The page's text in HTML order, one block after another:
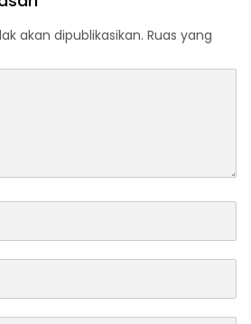
akan dipublikasikan. Ruas yang